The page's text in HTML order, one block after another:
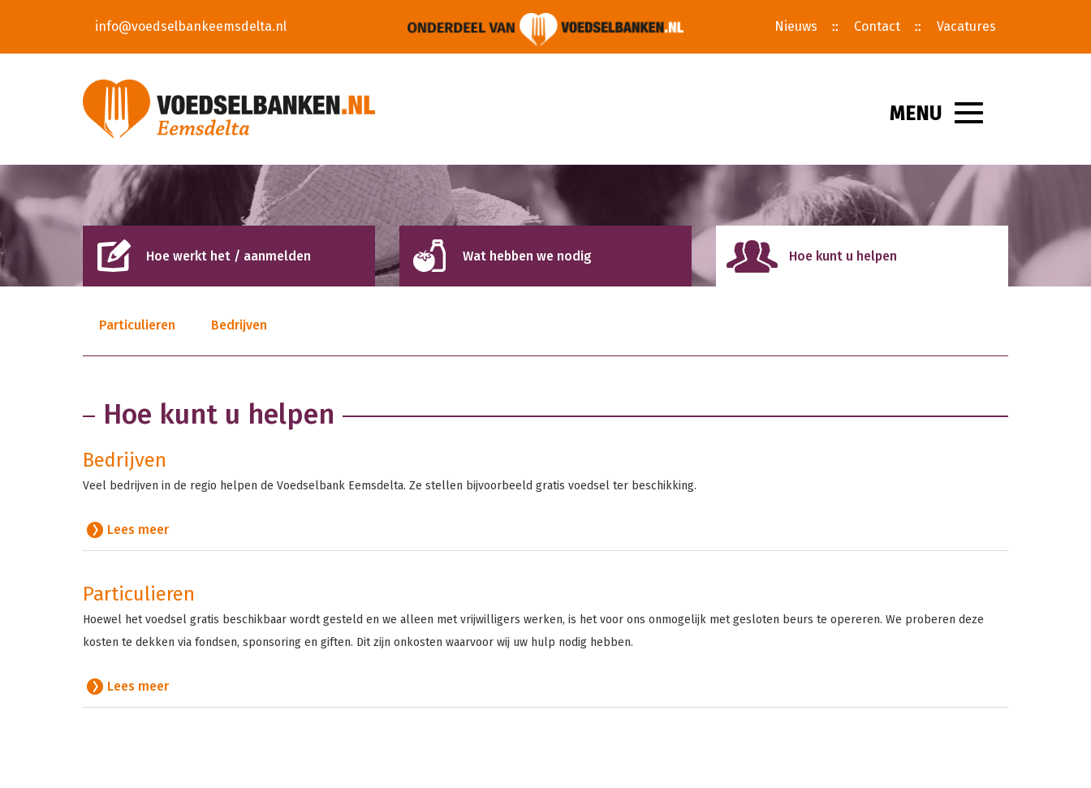
info@voedselbankeemsdelta.nl Nieuws Contact Vacatures
MENU
Toggle
Hoe werkt het / aanmelden Wat hebben we nodig Hoe kunt u helpen
Particulieren Bedrijven
Hoe kunt u helpen
Bedrijven
Veel bedrijven in de regio helpen de Voedselbank Eemsdelta. Ze stellen bijvoorbeeld gratis voedsel ter beschikking.
Lees meer
Particulieren
Hoewel het voedsel gratis beschikbaar wordt gesteld en we alleen met vrijwilligers werken, is het voor ons onmogelijk met gesloten beurs te opereren. We proberen deze
kosten te dekken via fondsen, sponsoring en giften. Dit zijn onkosten waarvoor wij uw hulp nodig hebben.
Lees meer